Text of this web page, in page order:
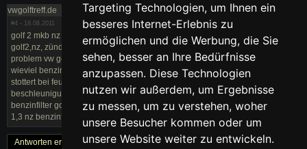
Targeting Technologien, um Ihnen ein
besseres Internet-Erlebnis zu
ermöglichen und die Werbung, die Sie
sehen, besser an Ihre Bedürfnisse
anzupassen. Diese Technologien
nutzen wir außerdem, um Ergebnisse
zu messen, um zu verstehen, woher
unsere Besucher kommen oder um
unsere Website weiter zu entwickeln.
vwgolftreff.de
#4 - 18.08.2011
golf 2 mkb nz ruckelt golf 2 nz ruckelt und wird nicht warm nz ruckelt nass
golf2,nz, zündverteiler alle gleich golf fährt ruckelnd an golf2 benzinfilter
problem vw golf 2 ruckelt geht aus vw golf 2 verliert benzin im motorraum
wieviel benzinfilter hat ein golf 2 golf 2 benzin ruckelt vw motor nz 1,3l golf 2
stottert bei feuchtigkeit wo ist der benzinfilter bei golf 2 nz
beschleunigungsruckeln nz benzinfilter golf 2 nz motor golf 2 nz 1,3l
benzinfilter golf 2 nz motor ruckelt und geht aus golf 2 kraftstofffilter nz golf 2
1,3 nz benzinfilter golf 2 1,3 nz ruckelt
« Zurück 1 Weiter »
Antworten erstellen